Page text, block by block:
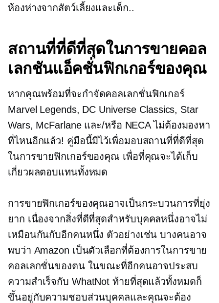
ห้องห่างจากสัตว์เลี้ยงและเด็ก..
สถานที่ที่ดีที่สุดในการขายคอล
เลกชันแอ็คชั่นฟิกเกอร์ของคุณ
หากคุณพร้อมที่จะกำจัดคอลเลกชั่นฟิกเกอร์
Marvel Legends, DC Universe Classics, Star
Wars, McFarlane และ/หรือ NECA ไม่ต้องมองหา
ที่ไหนอีกแล้ว! คู่มือนี้มีไว้เพื่อมอบสถานที่ที่ดีที่สุด
ในการขายฟิกเกอร์ของคุณ เพื่อที่คุณจะได้เก็บ
เกี่ยวผลตอบแทนทั้งหมด
การขายฟิกเกอร์ของคุณอาจเป็นกระบวนการที่ยุ่ง
ยาก เนื่องจากสิ่งที่ดีที่สุดสำหรับบุคคลหนึ่งอาจไม่
เหมือนกันกับอีกคนหนึ่ง ตัวอย่างเช่น บางคนอาจ
พบว่า Amazon เป็นตัวเลือกที่ต้องการในการขาย
คอลเลกชั่นของตน ในขณะที่อีกคนอาจประสบ
ความสำเร็จกับ WhatNot ท้ายที่สุดแล้วทั้งหมดก็
ขึ้นอยู่กับความชอบส่วนบุคคลและคุณจะต้อง